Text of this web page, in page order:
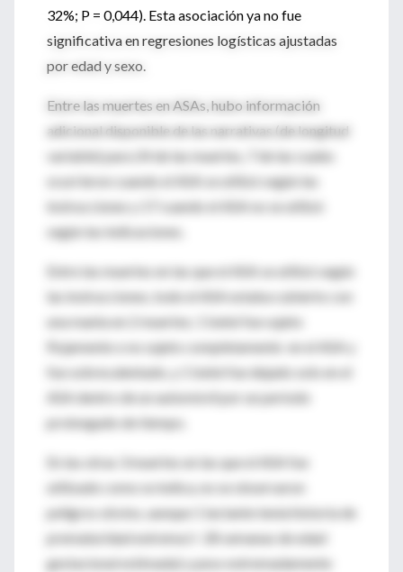
32%; P = 0,044). Esta asociación ya no fue
significativa en regresiones logísticas ajustadas
por edad y sexo.
Entre las muertes en ASAs, hubo información
adicional disponible de las narrativas (de longitud
variable) para 24 de las muertes, 7 de las cuales
ocurrieron cuando el ASA se utilizó según las
instrucciones y 17 cuando el ASA no se utilizó
según las indicaciones.
Entre las muertes en las que el ASA se utilizó según
las instrucciones, todo el ASA estaba cubierto con
una manta en 2 muertes; 1 bebé fue sujeto
flojamente o no sujeto completamente en el ASA y
fue sobrecalentado, y 1 bebé fue dejado solo en el
ASA dentro de un automóvil por un período
prolongado de tiempo.
En las otras 3 muertes en las que el ASA fue
utilizado como se indica, no se observaron
peligros obvios, aunque 1 lactante tenía historia de
prematuridad extrema (< 28 semanas de edad
gestacional estimada) y peso extremadamente